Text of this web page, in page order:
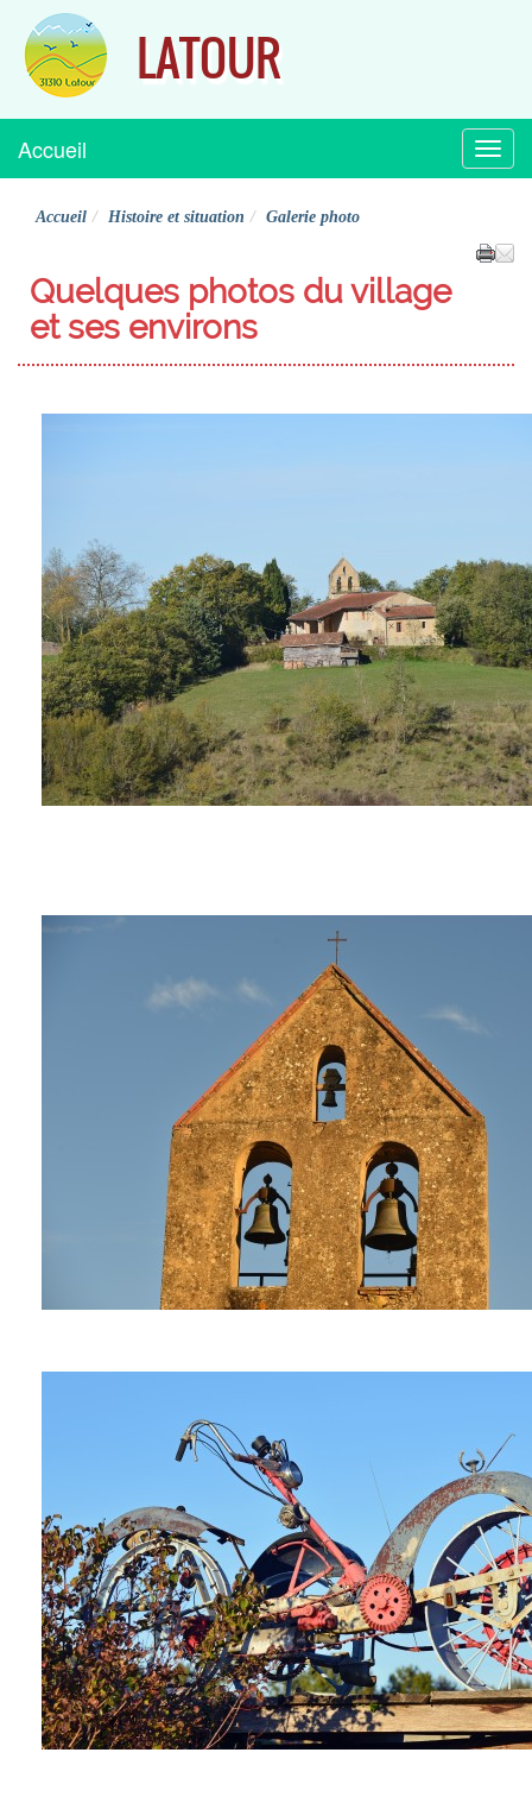
LATOUR
Menu
Accueil
Accueil Histoire et situation Galerie photo
Quelques photos du village
et ses environs